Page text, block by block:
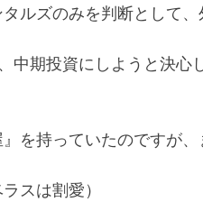
ルズのみを判断として
中期投資にしようと決心
を持っていたのですが
スは割愛）